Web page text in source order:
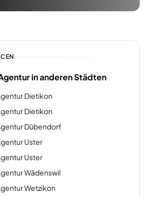
in anderen Städten
Dietikon
Dietikon
Dübendorf
Uster
Uster
Wädenswil
Wetzikon